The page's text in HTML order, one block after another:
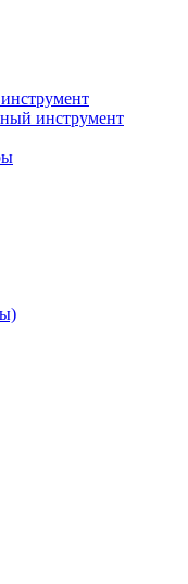
инструмент